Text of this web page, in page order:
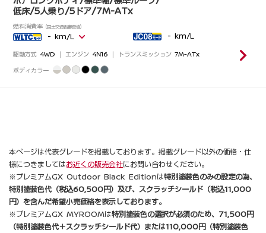
本ページは代表グレードを掲載しております。掲載グレード以外の価格・仕
様につきましてはお近くの販売会社にお問い合わせください。
※プレミアムGX Outdoor Black Editionは特別塗装色のみの設定の為、
特別塗装色代（税込60,500円）及び、スクラッチシールド（税込11,000
円）を含んだ希望小売価格を表示しております。
※プレミアムGX MYROOMは特別塗装色の選択が必須のため、71,500円
（特別塗装色代＋スクラッチシールド代）または110,000円（特別塗装色